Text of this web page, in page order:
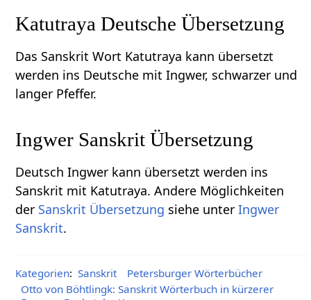
Katutraya Deutsche Übersetzung
Das Sanskrit Wort Katutraya kann übersetzt
werden ins Deutsche mit Ingwer, schwarzer und
langer Pfeffer.
Ingwer Sanskrit Übersetzung
Deutsch Ingwer kann übersetzt werden ins
Sanskrit mit Katutraya. Andere Möglichkeiten
der Sanskrit Übersetzung siehe unterIngwer
Sanskrit.
Kategorien: Sanskrit
Petersburger Wörterbücher
Otto von Böhtlingk: Sanskrit Wörterbuch in kürzerer